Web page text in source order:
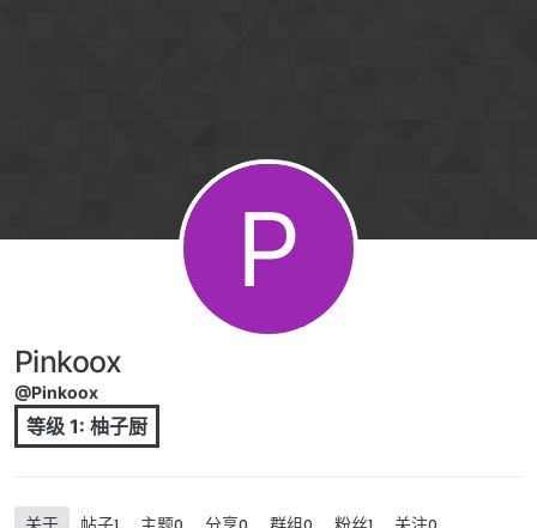
P
Pinkoox
@Pinkoox
等级 1: 柚子厨